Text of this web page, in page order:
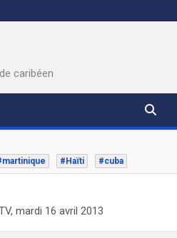
caribéen
#Haïti #cuba
mardi 16 avril 2013